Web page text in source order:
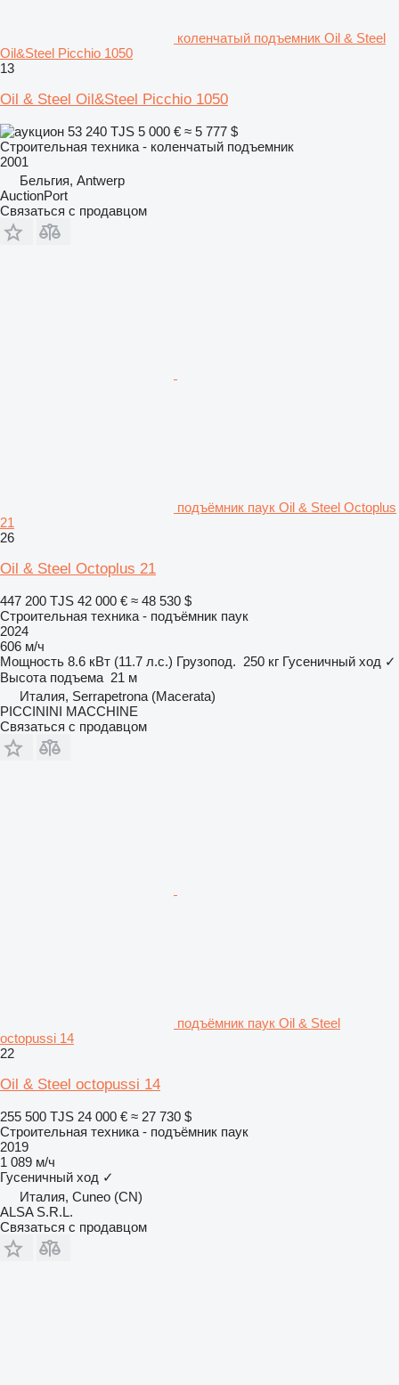
коленчатый подъемник Oil & Steel
Oil&Steel Picchio 1050
13
Oil & Steel Oil&Steel Picchio 1050
53 240 TJS 5 000 € ≈ 5 777 $
Строительная техника - коленчатый подъемник
2001
Бельгия, Antwerp
AuctionPort
Связаться с продавцом
подъёмник паук Oil & Steel Octoplus
21
26
Oil & Steel Octoplus 21
447 200 TJS 42 000 € ≈ 48 530 $
Строительная техника - подъёмник паук
2024
606 м/ч
Мощность 8.6 кВт (11.7 л.с.) Грузопод. 250 кг Гусеничный ход ✓
Высота подъема 21 м
Италия, Serrapetrona (Macerata)
PICCININI MACCHINE
Связаться с продавцом
подъёмник паук Oil & Steel
octopussi 14
22
Oil & Steel octopussi 14
255 500 TJS 24 000 € ≈ 27 730 $
Строительная техника - подъёмник паук
2019
1 089 м/ч
Гусеничный ход ✓
Италия, Cuneo (CN)
ALSA S.R.L.
Связаться с продавцом